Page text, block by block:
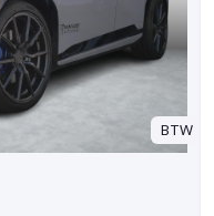
BTW